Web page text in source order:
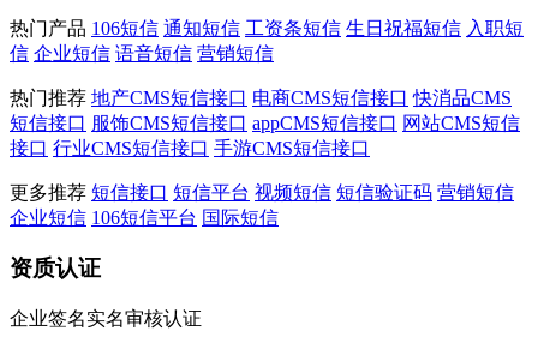
热门产品 106短信 通知短信 工资条短信 生日祝福短信 入职短
信 企业短信 语音短信 营销短信
热门推荐 地产CMS短信接口 电商CMS短信接口 快消品CMS
短信接口 服饰CMS短信接口 appCMS短信接口 网站CMS短信
接口 行业CMS短信接口 手游CMS短信接口
更多推荐 短信接口 短信平台 视频短信 短信验证码 营销短信
企业短信 106短信平台 国际短信
资质认证
企业签名实名审核认证